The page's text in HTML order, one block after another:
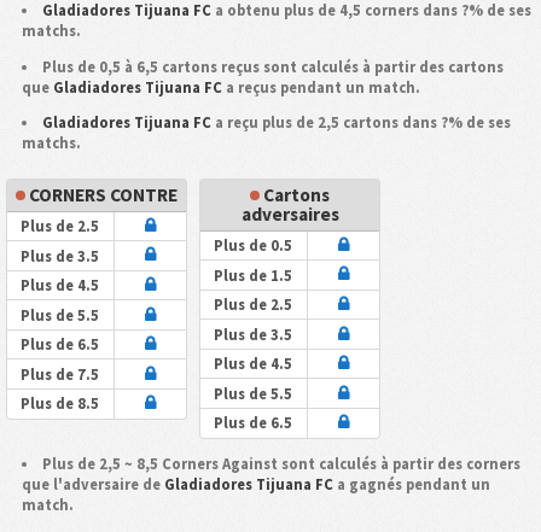
Gladiadores Tijuana FC a obtenu plus de 4,5 corners dans ?% de ses
matchs.
Plus de 0,5 à 6,5 cartons reçus sont calculés à partir des cartons
que Gladiadores Tijuana FCa reçus pendant un match.
Gladiadores Tijuana FC a reçu plus de 2,5 cartons dans ?% de ses
matchs.
CORNERS CONTRE
Plus de 2.5
Plus de 3.5
Plus de 4.5
Plus de 5.5
Plus de 6.5
Plus de 7.5
Plus de 8.5
Cartons
adversaires
Plus de 0.5
Plus de 1.5
Plus de 2.5
Plus de 3.5
Plus de 4.5
Plus de 5.5
Plus de 6.5
Plus de 2,5 ~ 8,5 Corners Against sont calculés à partir des corners
que l'adversaire de Gladiadores Tijuana FCa gagnés pendant un
match.